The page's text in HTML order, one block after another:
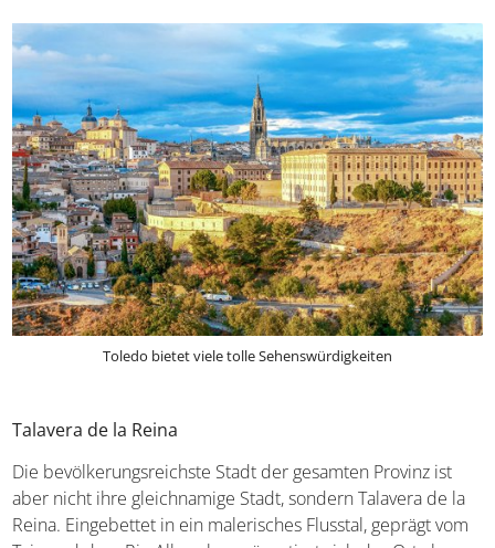
Hauptstadt möglich.
Talavera de la Reina
Die bevölkerungsreichste Stadt der gesamten Provinz ist